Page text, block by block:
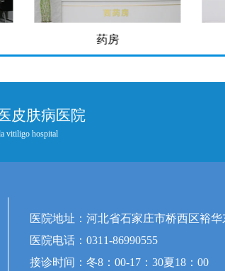
药房
皮肤病医院
vitiligo hospital
医院地址：河北省石家庄市桥西区裕华
医院电话：0311-86990555
接诊时间：冬8：00-17：30夏18：00